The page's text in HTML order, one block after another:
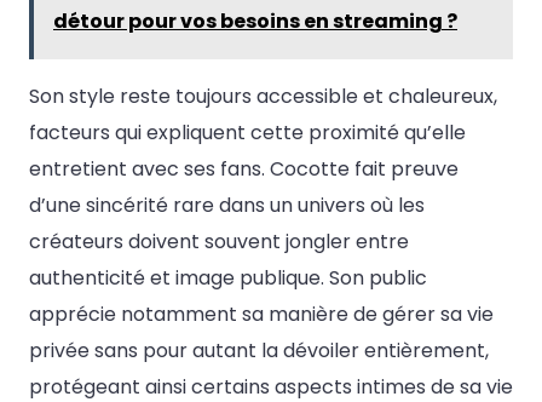
détour pour vos besoins en streaming ?
Son style reste toujours accessible et chaleureux,
facteurs qui expliquent cette proximité qu’elle
entretient avec ses fans. Cocotte fait preuve
d’une sincérité rare dans un univers où les
créateurs doivent souvent jongler entre
authenticité et image publique. Son public
apprécie notamment sa manière de gérer sa vie
privée sans pour autant la dévoiler entièrement,
protégeant ainsi certains aspects intimes de sa vie